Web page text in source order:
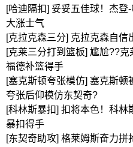
[哈迪隔扣] 妥妥五佳球！杰登
大涨士气
[克拉克森三分] 克拉克森自
[克莱三分打到篮板] 尴尬?‍?️
福德补篮得手
[塞克斯顿夸张模仿] 塞克斯顿
夸张后仰模仿东契奇?
[科林斯暴扣] 扣将本色！科
暴扣得手
[东契奇助攻] 格莱姆斯奋力